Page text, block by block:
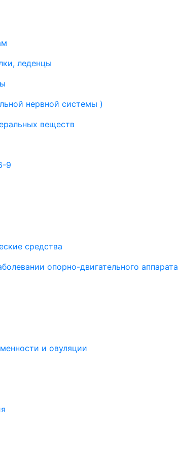
леденцы
нервной системы )
веществ
9
средства
опорно-двигательного аппарата
и овуляции